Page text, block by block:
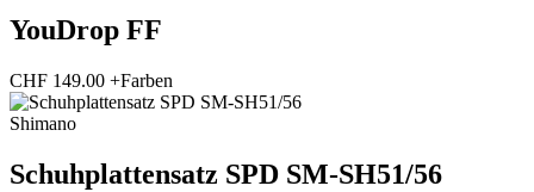
YouDrop FF
CHF 149.00 +Farben
Shimano
Schuhplattensatz SPD SM-SH51/56